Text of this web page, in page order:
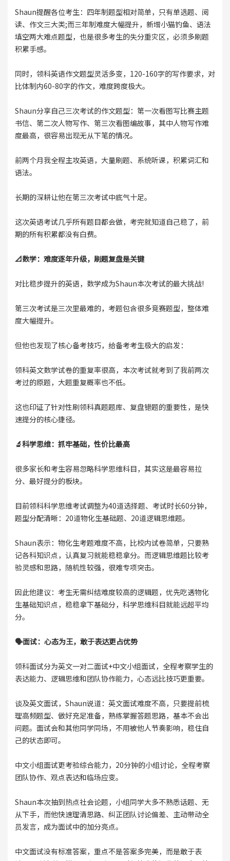
Shaun提醒各位考生：四年制题型相对简单，只有单选题、阅
读、作文三大类;而三年制难度大幅提升，新增小猫钓鱼、语法
填空两大难点题型，也是很多考生的失分重灾区，必须多刷题
积累手感。
同时，领科英语作文题型灵活多变，120-160字的写作要求，对
比体制内60-80字的作文，难度跨度极大。
Shaun分享自己三次考试的作文题型：第一次看图写比赛主题
书信、第二次人物写作、第三次看图编故事，其中人物写作难
度最高，很容易出现无从下笔的情况。
前两个月我全程主攻英语，大量刷题、系统听课，积累词汇和
语法。
长期的深耕让他在第三次考试中底气十足。
这次英语考试几乎所有题目都会做，考完就知道自己稳了，前
期的所有积累都没有白费。
📐数学：难度逐年升级，刷题复盘是关键
对比稳步提升的英语，数学成为Shaun本次考试的最大挑战!
第三次考试是三次里最难的，考题包含很多竞赛题型，整体难
度大幅提升。
但他也发现了核心备考技巧，给备考考生极大的启发：
领科英文数学试卷的重复率很高，本次考试就考到了我前两次
考过的原题，大题重复概率也不低。
这也印证了针对性刷领科真题题库、复盘错题的重要性，是快
速提分的核心捷径。
🔬科学思维：抓牢基础，性价比最高
很多家长和考生容易忽略科学思维科目，其实这是最容易拉
分、最好提分的板块。
目前领科科学思维考试调整为40道选择题、考试时长60分钟，
题型分配清晰：20道物化生基础题、20道逻辑思维题。
Shaun表示：物化生考题难度不高，比校内试卷简单，只要熟
记各科知识点，认真复习就能稳稳拿分。而逻辑思维题比较考
验灵感和思路，随机性较强，很难专项突击。
因此他建议：考生无需纠结难度较高的逻辑题，优先吃透物化
生基础知识点，稳稳拿下基础分，科学思维科目就能远超平均
分。
🗣️面试：心态为王，敢于表达更占优势
领科面试分为英文一对二面试+中文小组面试，全程考察学生的
表达能力、逻辑思维和团队协作能力，心态远比技巧更重要。
谈及英文面试，Shaun说道：英文面试难度不高，只要提前梳
理高频题型、做好充足准备，熟练掌握答题思路，基本不会出
问题。面试会和其他同学同场，不用被他人节奏影响，稳住自
己的状态即可。
中文小组面试更考验综合能力，20分钟的小组讨论，全程考察
团队协作、观点表达和临场应变。
Shaun本次抽到热点社会论题，小组同学大多不熟悉话题、无
从下手，而他快速理清思路、纠正团队讨论偏差、主动带动全
员发言，成为面试中的加分亮点。
中文面试没有标准答案，重点不是答案多完美，而是敢于表